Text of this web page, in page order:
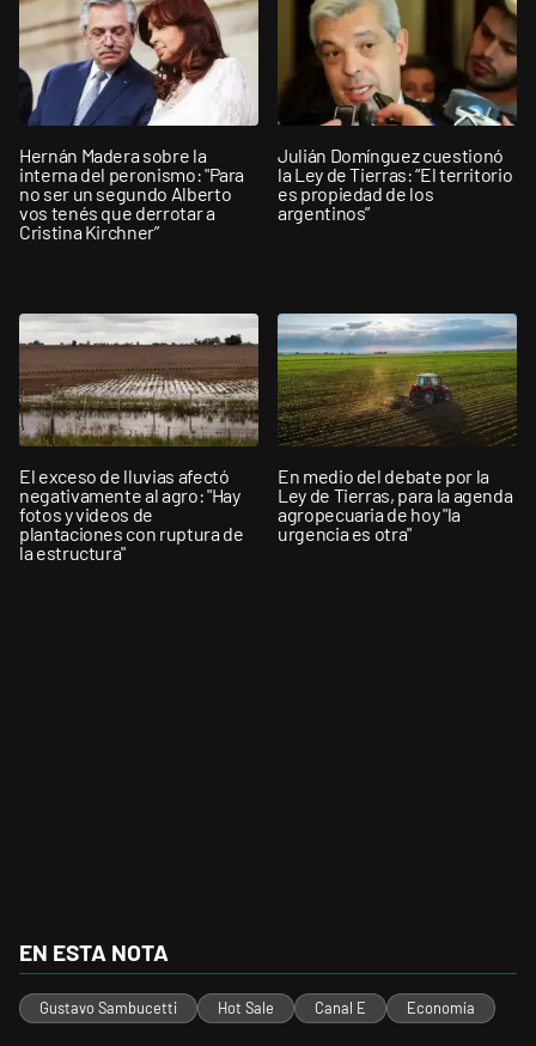
Hernán Madera sobre la
interna del peronismo: "Para
no ser un segundo Alberto
vos tenés que derrotar a
Cristina Kirchner”
Julián Domínguez cuestionó
la Ley de Tierras: “El territorio
es propiedad de los
argentinos”
El exceso de lluvias afectó
negativamente al agro: "Hay
fotos y videos de
plantaciones con ruptura de
la estructura"
En medio del debate por la
Ley de Tierras, para la agenda
agropecuaria de hoy "la
urgencia es otra"
EN ESTA NOTA
Gustavo Sambucetti Hot Sale Canal E Economía